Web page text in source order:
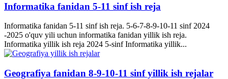
Informatika fanidan 5-11 sinf ish reja
Informatika fanidan 5-11 sinf ish reja. 5-6-7-8-9-10-11 sinf 2024
-2025 o'quv yili uchun informatika fanidan yillik ish reja.
Informatika yillik ish reja 2024 5-sinf Informatika yillik...
Geografiya fanidan 8-9-10-11 sinf yillik ish rejalar